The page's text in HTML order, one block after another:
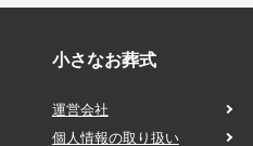
小さなお葬式
運営会社
個人情報の取り扱い